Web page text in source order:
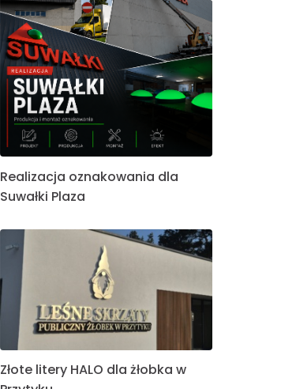
Realizacja oznakowania dla
Suwałki Plaza
Złote litery HALO dla żłobka w